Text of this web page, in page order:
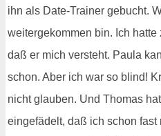
ihn als Date-Trainer gebucht.
weitergekommen bin. Ich hatte
daß er mich versteht. Paula
schon. Aber ich war so blind!
nicht glauben. Und Thomas
eingefädelt, daß ich schon